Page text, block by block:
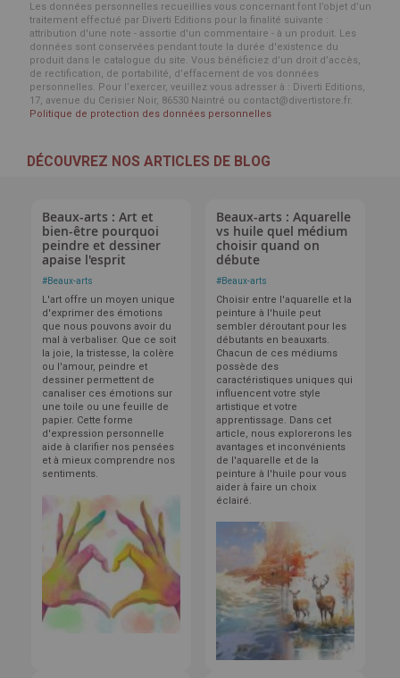
Les données personnelles recueillies vous concernant font l’objet d’un
traitement effectué par Diverti Editions pour la finalité suivante :
attribution d'une note - assortie d'un commentaire - à un produit. Les
données sont conservées pendant toute la durée d'existence du
produit dans le catalogue du site. Vous bénéficiez d’un droit d’accès,
de rectification, de portabilité, d’effacement de vos données
personnelles. Pour l’exercer, veuillez vous adresser à : Diverti Editions,
17, avenue du Cerisier Noir, 86530 Naintré ou contact@divertistore.fr.
Politique de protection des données personnelles
DÉCOUVREZ NOS ARTICLES DE BLOG
Beaux-arts : Art et
bien-être pourquoi
peindre et dessiner
apaise l'esprit
#Beaux-arts
L'art offre un moyen unique
d'exprimer des émotions
que nous pouvons avoir du
mal à verbaliser. Que ce soit
la joie, la tristesse, la colère
ou l'amour, peindre et
dessiner permettent de
canaliser ces émotions sur
une toile ou une feuille de
papier. Cette forme
d'expression personnelle
aide à clarifier nos pensées
et à mieux comprendre nos
sentiments.
Beaux-arts : Aquarelle
vs huile quel médium
choisir quand on
débute
#Beaux-arts
Choisir entre l'aquarelle et la
peinture à l'huile peut
sembler déroutant pour les
débutants en beauxarts.
Chacun de ces médiums
possède des
caractéristiques uniques qui
influencent votre style
artistique et votre
apprentissage. Dans cet
article, nous explorerons les
avantages et inconvénients
de l'aquarelle et de la
peinture à l'huile pour vous
aider à faire un choix
éclairé.